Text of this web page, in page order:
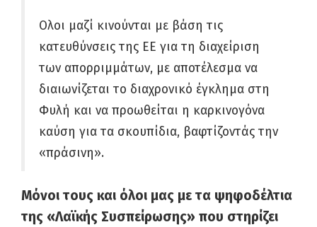
Ολοι μαζί κινούνται με βάση τις
κατευθύνσεις της ΕΕ για τη διαχείριση
των απορριμμάτων, με αποτέλεσμα να
διαιωνίζεται το διαχρονικό έγκλημα στη
Φυλή και να προωθείται η καρκινογόνα
καύση για τα σκουπίδια, βαφτίζοντάς την
«πράσινη».
Μόνοι τους και όλοι μας με τα ψηφοδέλτια
της «Λαϊκής Συσπείρωσης» που στηρίζει